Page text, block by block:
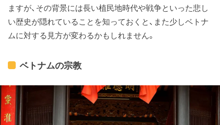
ますが、その背景には長い植民地時代や戦争といった悲し
い歴史が隠れていることを知っておくと、また少しベトナ
ムに対する見方が変わるかもしれません。
ベトナムの宗教